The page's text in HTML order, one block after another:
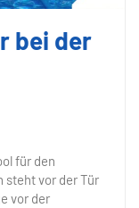
bei der
für den
steht vor der Tür
vor der